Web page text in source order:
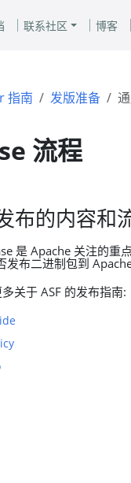
联系社区 博客
指南 发版准备
流程
布的内容和
是 Apache 关注的
布二进制包到
关于 ASF 的发布指南: